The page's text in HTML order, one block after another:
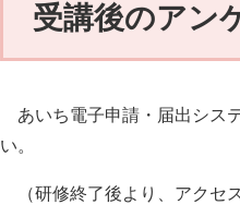
受講後のアン
あいち電子申請・届出シス
い。
（研修終了後より、アクセ